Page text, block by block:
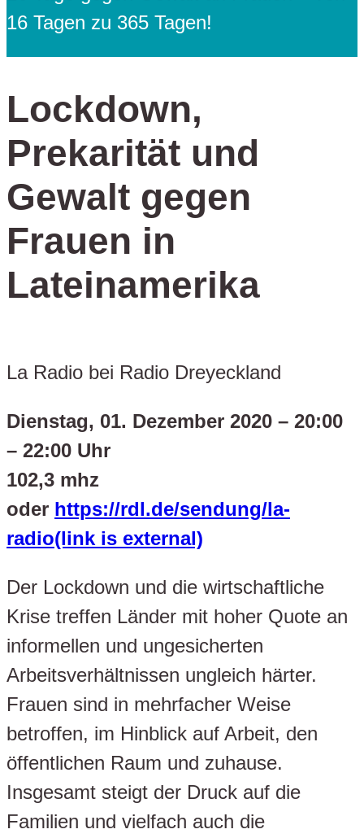
16 Tagen zu 365 Tagen!
Lockdown,
Prekarität und
Gewalt gegen
Frauen in
Lateinamerika
La Radio bei Radio Dreyeckland
Dienstag, 01. Dezember 2020 – 20:00
– 22:00 Uhr
102,3 mhz
oder https://rdl.de/sendung/la-
radio(link is external)
Der Lockdown und die wirtschaftliche
Krise treffen Länder mit hoher Quote an
informellen und ungesicherten
Arbeitsverhältnissen ungleich härter.
Frauen sind in mehrfacher Weise
betroffen, im Hinblick auf Arbeit, den
öffentlichen Raum und zuhause.
Insgesamt steigt der Druck auf die
Familien und vielfach auch die